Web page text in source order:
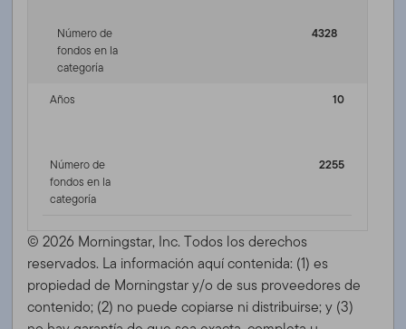
Número de
fondos en la
categoría
4328
Años 10
Número de
fondos en la
categoría
2255
© 2026 Morningstar, Inc. Todos los derechos
reservados. La información aquí contenida: (1) es
propiedad de Morningstar y/o de sus proveedores de
contenido; (2) no puede copiarse ni distribuirse; y (3)